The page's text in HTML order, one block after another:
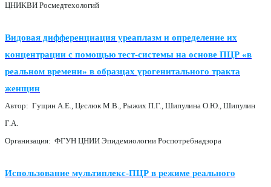
ЦНИКВИ Росмедтехологий
Видовая дифференциация уреаплазм и определение их
концентрации с помощью тест-системы на основе ПЦР «в
реальном времени» в образцах урогенитального тракта
женщин
Автор: Гущин А.Е., Цеслюк М.В., Рыжих П.Г., Шипулина О.Ю., Шипулин
Г.А.
Организация: ФГУН ЦНИИ Эпидемиологии Роспотребнадзора
Использование мультиплекс-ПЦР в режиме реального